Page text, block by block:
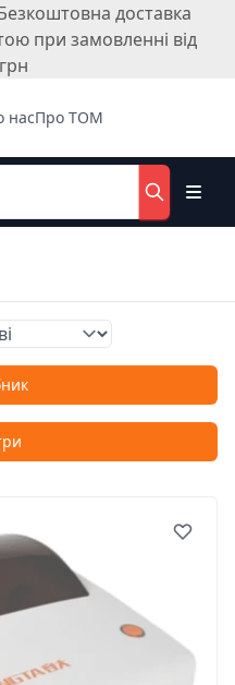
доставка
при замовленні від
насПро ТОМ